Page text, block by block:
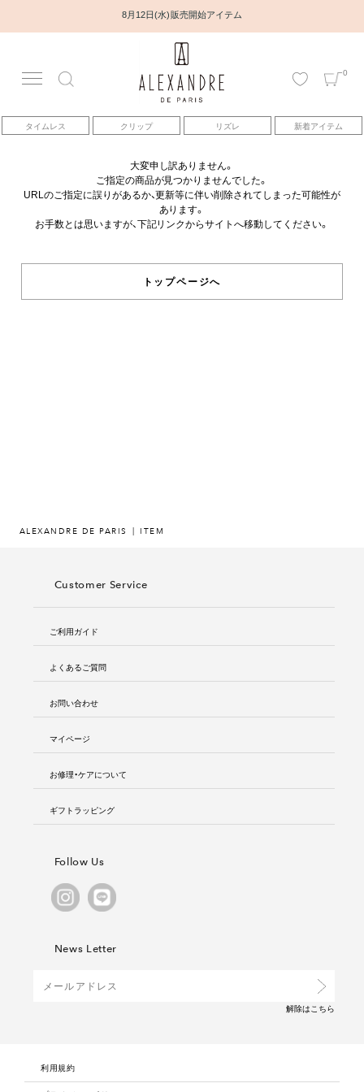
8月12日(水) 販売開始アイテム
0
タイムレス クリップ リズレ 新着アイテム
アカウント
アイテム
ベストセラー
コレクション
大変申し訳ありません。
ご指定の商品が見つかりませんでした。
URLのご指定に誤りがあるか、更新等に伴い削除されてしまった可能性が
あります。
お手数とは思いますが、下記リンクからサイトへ移動してください。
トップページへ
ALEXANDRE DE PARIS ITEM
Customer Service
ご利用ガイド
よくあるご質問
お問い合わせ
マイページ
お修理・ケアについて
ギフトラッピング
Follow Us
News Letter
解除はこちら
利用規約